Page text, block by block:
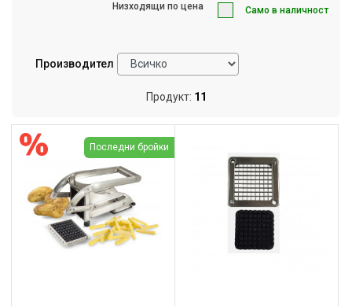
Низходящи по цена Само в наличност
Производител
Продукт: 11
Последни бройки